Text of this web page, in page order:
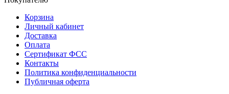
Корзина
Личный кабинет
Доставка
Оплата
Сертификат ФСС
Контакты
Политика конфиденциальности
Публичная оферта